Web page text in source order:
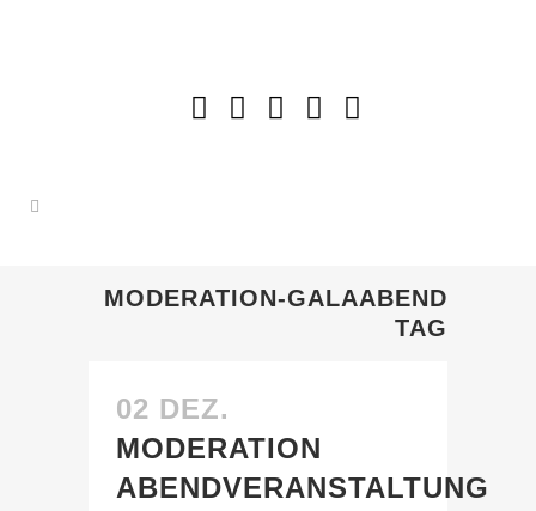
MODERATION-GALAABEND
TAG
02 DEZ.
MODERATION
ABENDVERANSTALTUNG